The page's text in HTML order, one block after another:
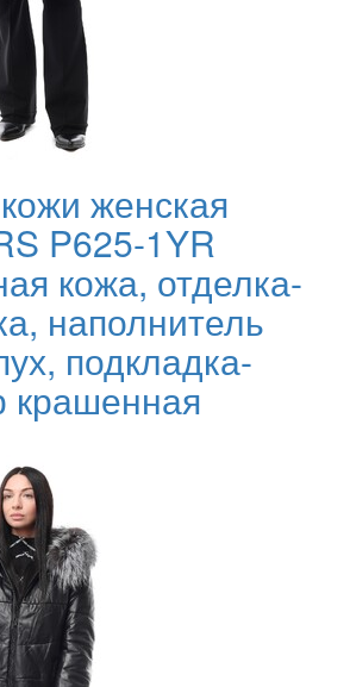
женская
P625-1YR
кожа, отделка-
наполнитель
подкладка-
крашенная